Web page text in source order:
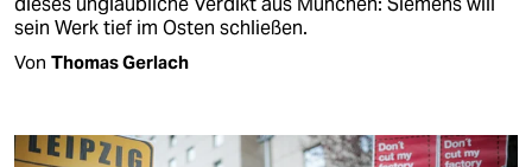
sein Werk tief im Osten schließen.
Von Thomas Gerlach